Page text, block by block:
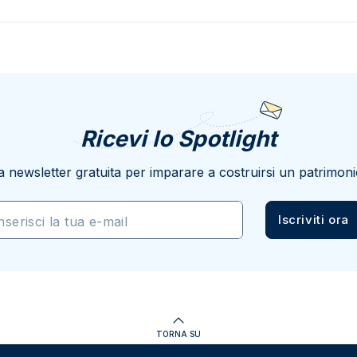
Ricevi lo Spotlight
newsletter gratuita per imparare a costruirsi un
la tua e-mail Iscriviti ora
TORNA SU